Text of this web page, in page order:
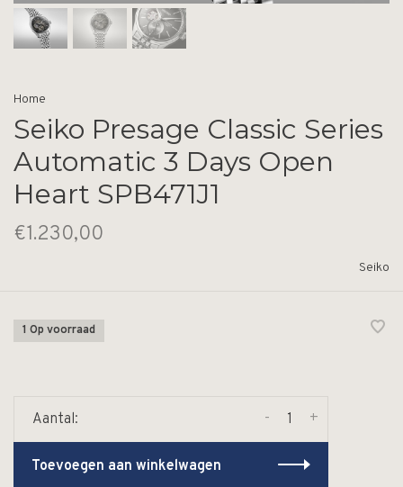
Home
Seiko Presage Classic Series
Automatic 3 Days Open
Heart SPB471J1
€1.230,00
Seiko
1 Op voorraad
Aantal: +
-
Toevoegen aan winkelwagen